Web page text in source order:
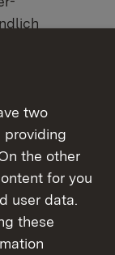
3
Aufträge
müssen
der
two
providing
the other
for you
user data.
these